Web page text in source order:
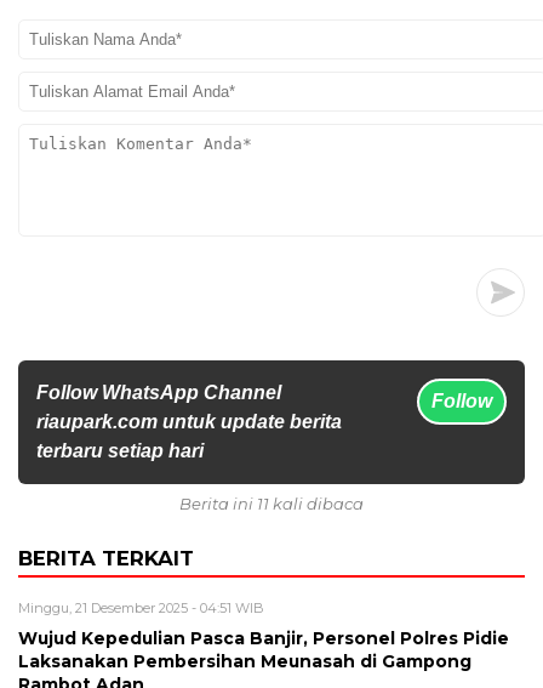
Follow WhatsApp Channel
riaupark.com untuk update berita
terbaru setiap hari
Follow
Berita ini 11 kali dibaca
BERITA TERKAIT
Minggu, 21 Desember 2025 - 04:51 WIB
Wujud Kepedulian Pasca Banjir, Personel Polres Pidie
Laksanakan Pembersihan Meunasah di Gampong